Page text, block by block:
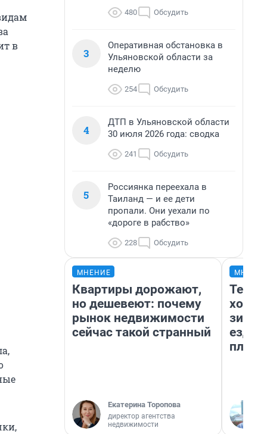
в
480 Обсудить
3
Оперативная обстановка в
Ульяновской области за
неделю
254 Обсудить
4
ДТП в Ульяновской области
30 июля 2026 года: сводка
241 Обсудить
5
Россиянка переехала в
Таиланд — и ее дети
пропали. Они уехали по
«дороге в рабство»
228 Обсудить
МНЕНИЕ
Квартиры дорожают,
но дешевеют: почему
рынок недвижимости
сейчас такой странный
Екатерина Торопова
директор агентства
недвижимости
ездит